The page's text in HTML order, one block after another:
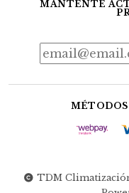
MANTENTE
MÉTODOS
TDM